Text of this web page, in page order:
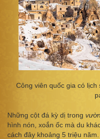
Công viên quốc gia có
Những cột đá kỳ dị trong
hình nón, xoắn ốc mà du
cách đây khoảng 5 triệu